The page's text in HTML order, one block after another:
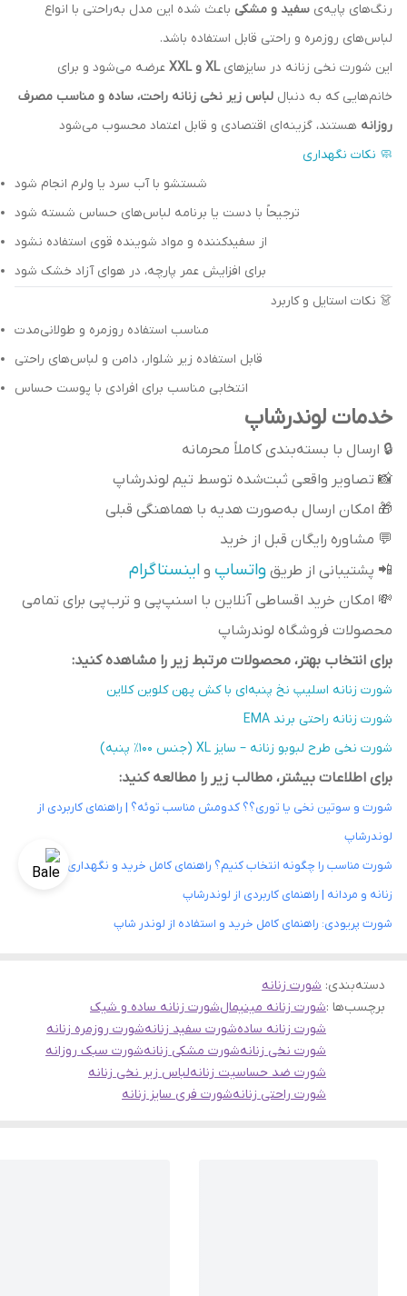
رنگ‌های پایه‌ی سفید و مشکی باعث شده این مدل به‌راحتی با انواع
لباس‌های روزمره و راحتی قابل استفاده باشد.
این شورت نخی زنانه در سایزهایXL و XXL
عرضه می‌شود و برای
خانم‌هایی که به دنبال لباس زیر نخی زنانه راحت، ساده و مناسب مصرف
روزانه هستند، گزینه‌ای اقتصادی و قابل اعتماد محسوب می‌شود
🧼 نکات نگهداری
شستشو با آب سرد یا ولرم انجام شود
ترجیحاً با دست یا برنامه لباس‌های حساس شسته شود
از سفیدکننده و مواد شوینده قوی استفاده نشود
برای افزایش عمر پارچه، در هوای آزاد خشک شود
👗 نکات استایل و کاربرد
مناسب استفاده روزمره و طولانی‌مدت
قابل استفاده زیر شلوار، دامن و لباس‌های راحتی
انتخابی مناسب برای افرادی با پوست حساس
خدمات لوندرشاپ
🔒 ارسال با بسته‌بندی کاملاً محرمانه
📸 تصاویر واقعی ثبت‌شده توسط تیم لوندرشاپ
🎁 امکان ارسال به‌صورت هدیه با هماهنگی قبلی
💬 مشاوره رایگان قبل از خرید
📲 پشتیبانی از طریق واتساپ و اینستاگرام
💸 امکان خرید اقساطی آنلاین با اسنپ‌پی و ترب‌پی برای تمامی
محصولات فروشگاه لوندرشاپ
برای انتخاب بهتر، محصولات مرتبط زیر را مشاهده کنید:
شورت زنانه اسلیپ نخ پنبه‌ای با کش پهن کلوین کلاین
شورت زنانه راحتی برند EMA
شورت نخی طرح لبوبو زنانه – سایز XL (جنس ۱۰۰٪ پنبه)
برای اطلاعات بیشتر، مطالب زیر را مطالعه کنید:
شورت و سوتین نخی یا توری؟؟ کدومش مناسب توئه؟ | راهنمای کاربردی از
لوندرشاپ
شورت مناسب را چگونه انتخاب کنیم؟ راهنمای کامل خرید و نگهداری شورت
زنانه و مردانه | راهنمای کاربردی از لوندرشاپ
شورت پریودی: راهنمای کامل خرید و استفاده از لوندر شاپ
دسته‌بندی: شورت زنانه
برچسب‌ها :شورت زنانه مینیمالشورت زنانه ساده و شیک
شورت زنانه سادهشورت سفید زنانهشورت روزمره زنانه
شورت نخی زنانهشورت مشکی زنانهشورت سبک روزانه
شورت ضد حساسیت زنانهلباس زیر نخی زنانه
شورت راحتی زنانهشورت فری سایز زنانه